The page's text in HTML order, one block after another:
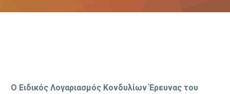
Ο Ειδικός Λογαριασμός Κονδυλίων Έρευνας του